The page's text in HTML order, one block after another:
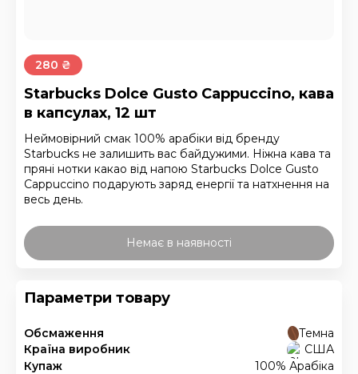
280 ₴
Starbucks Dolce Gusto Cappuccino, кава
в капсулах, 12 шт
Неймовірний смак 100% арабіки від бренду
Starbucks не залишить вас байдужими. Ніжна кава та
пряні нотки какао від напою Starbucks Dolce Gusto
Cappuccino подарують заряд енергії та натхнення на
весь день.
Немає в наявності
Параметри товару
Обсмаження
Темна
Країна виробник
США
Купаж
100% Арабіка